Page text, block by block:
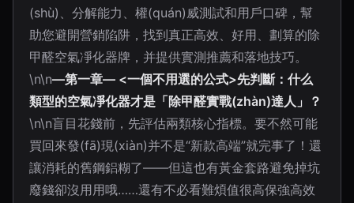
(shù)、分解能力、權(quán)威測試和用戶口碑，幫
助您避開營銷陷阱，找到真正高效、好用、劃算的除
甲醛空氣凈化器牌，并提供實測推薦和落地技巧。
\n\n—第一章— <一個不用選的公式>先判斷：什么
類型的空氣凈化器才是「除甲醛實戰(zhàn)達人」？
\n\n盲目花錢前，先評估兩類核心指標。要不然可能
買回來發(fā)現(xiàn)并不是“新款高端”就完事了！還
讓消耗的舊鋼鋁糊了——但這也有黃金套路避免掉坑
廢錢卻沒用用哦……還有不必看難煩值很高保強高效